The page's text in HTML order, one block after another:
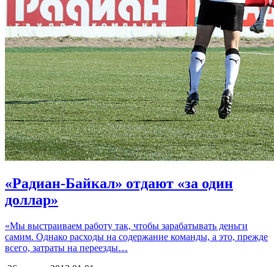
«Радиан-Байкал» отдают «за один
доллар»
«Мы выстраиваем работу так, чтобы зарабатывать деньги
самим. Однако расходы на содержание команды, а это, прежде
всего, затраты на переезды…